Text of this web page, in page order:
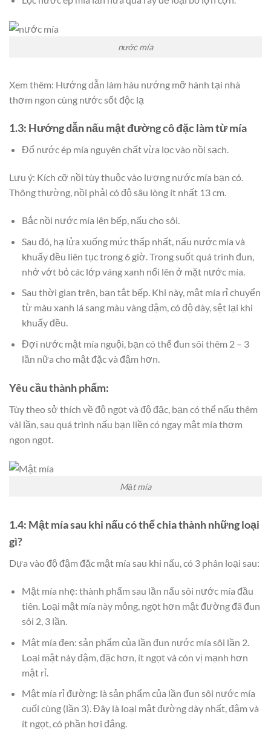
nước mía
Xem thêm: Hướng dẫn làm hàu nướng mỡ hành tại nhà
thơm ngon cùng nước sốt độc lạ
1.3: Hướng dẫn nấu mật đường cô đặc làm từ mía
Đổ nước ép mía nguyên chất vừa lọc vào nồi sạch.
Lưu ý: Kích cỡ nồi tùy thuộc vào lượng nước mía bạn có.
Thông thường, nồi phải có độ sâu lòng ít nhất 13 cm.
Bắc nồi nước mía lên bếp, nấu cho sôi.
Sau đó, hạ lửa xuống mức thấp nhất, nấu nước mía và
khuấy đều liên tục trong 6 giờ. Trong suốt quá trình đun,
nhớ vớt bỏ các lớp váng xanh nổi lên ở mặt nước mía.
Sau thời gian trên, bạn tắt bếp. Khi này, mật mía rỉ chuyển
từ màu xanh lá sang màu vàng đậm, có độ dày, sệt lại khi
khuấy đều.
Đợi nước mật mía nguội, bạn có thể đun sôi thêm 2 – 3
lần nữa cho mật đặc và đậm hơn.
Yêu cầu thành phẩm:
Tùy theo sở thích về độ ngọt và độ đặc, bạn có thể nấu thêm
vài lần, sau quá trình nấu bạn liền có ngay mật mía thơm
ngon ngọt.
Mật mía
1.4: Mật mía sau khi nấu có thể chia thành những loại
gì?
Dựa vào độ đậm đặc mật mía sau khi nấu, có 3 phân loại sau:
Mật mía nhẹ: thành phẩm sau lần nấu sôi nước mía đầu
tiên. Loại mật mía này mỏng, ngọt hơn mật đường đã đun
sôi 2, 3 lần.
Mật mía đen: sản phẩm của lần đun nước mía sôi lần 2.
Loại mật này đậm, đặc hơn, ít ngọt và cón vị mạnh hơn
mật rỉ.
Mật mía rỉ đường: là sản phẩm của lần đun sôi nước mía
cuối cùng (lần 3). Đây là loại mật đường dày nhất, đậm và
ít ngọt, có phần hơi đắng.